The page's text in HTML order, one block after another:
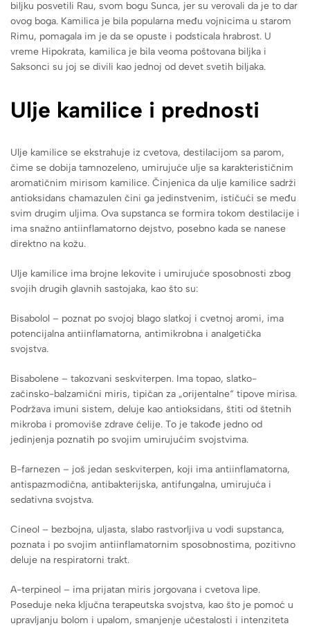
biljku posvetili Rau, svom bogu Sunca, jer su verovali da je to dar
ovog boga. Kamilica je bila popularna među vojnicima u starom
Rimu, pomagala im je da se opuste i podsticala hrabrost. U
vreme Hipokrata, kamilica je bila veoma poštovana biljka i
Saksonci su joj se divili kao jednoj od devet svetih biljaka.
Ulje kamilice i prednosti
Ulje kamilice se ekstrahuje iz cvetova, destilacijom sa parom,
čime se dobija tamnozeleno, umirujuće ulje sa karakterističnim
aromatičnim mirisom kamilice. Činjenica da ulje kamilice sadrži
antioksidans chamazulen čini ga jedinstvenim, ističući se među
svim drugim uljima. Ova supstanca se formira tokom destilacije i
ima snažno antiinflamatorno dejstvo, posebno kada se nanese
direktno na kožu.
Ulje kamilice ima brojne lekovite i umirujuće sposobnosti zbog
svojih drugih glavnih sastojaka, kao što su:
Bisabolol – poznat po svojoj blago slatkoj i cvetnoj aromi, ima
potencijalna antiinflamatorna, antimikrobna i analgetička
svojstva.
Bisabolene – takozvani seskviterpen. Ima topao, slatko-
začinsko-balzamični miris, tipičan za „orijentalne“ tipove mirisa.
Podržava imuni sistem, deluje kao antioksidans, štiti od štetnih
mikroba i promoviše zdrave ćelije. To je takođe jedno od
jedinjenja poznatih po svojim umirujućim svojstvima.
B-farnezen – još jedan seskviterpen, koji ima antiinflamatorna,
antispazmodična, antibakterijska, antifungalna, umirujuća i
sedativna svojstva.
Cineol – bezbojna, uljasta, slabo rastvorljiva u vodi supstanca,
poznata i po svojim antiinflamatornim sposobnostima, pozitivno
deluje na respiratorni trakt.
A-terpineol – ima prijatan miris jorgovana i cvetova lipe.
Poseduje neka ključna terapeutska svojstva, kao što je pomoć u
upravljanju bolom i upalom, smanjenje učestalosti i intenziteta